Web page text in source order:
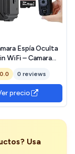
Espía Oculta
WiFi – Camara
de Coche con
Nocturna y
de Movimiento,
sin Internet, 11
Batería - Cámara
0.0 0 reviews
precio
Usa